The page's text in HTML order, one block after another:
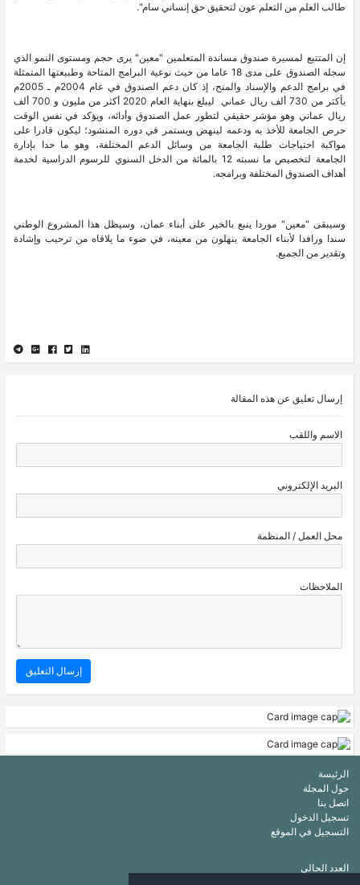
طالب العلم من التعلم عون لتحقيق حق إنساني سام".
إن المتتبع لمسيرة صندوق مساندة المتعلمين "معين" يرى حجم ومستوى النمو الذي
سجله الصندوق على مدى 18 عاما من حيث نوعية البرامج المتاحة وطبيعتها المتمثلة
في برامج الدعم والإسناد والمنح، إذ كان دعم الصندوق في عام 2004م ـ 2005م
بأكثر من 730 ألف ريال عماني ليبلغ بنهاية العام 2020 أكثر من مليون و 700 ألف
ريال عماني وهو مؤشر حقيقي لتطور عمل الصندوق وأدائه، ويؤكد في نفس الوقت
حرص الجامعة للأخذ به ودعمه لينهض ويستمر في دوره المنشود؛ ليكون قادرا على
مواكبة احتياجات طلبة الجامعة من وسائل الدعم المختلفة، وهو ما حدا بإدارة
الجامعة لتخصيص ما نسبته 12 بالمائة من الدخل السنوي للرسوم الدراسية لخدمة
أهداف الصندوق المختلفة وبرامجه.
وسيبقى "معين" موردا ينبع بالخير على أبناء عمان، وسيظل هذا المشروع الوطني
سندا ورافدا لأبناء الجامعة ينهلون من معينه، في ضوء ما يلاقاه من ترحيب وإشادة
وتقدير من الجميع.
إرسال تعليق عن هذه المقالة
الاسم واللقب
البريد الإلكتروني
محل العمل / المنظمة
الملاحظات
الرئيسة
حول المجلة
اتصل بنا
تسجيل الدخول
التسجيل في الموقع
العدد الحالي